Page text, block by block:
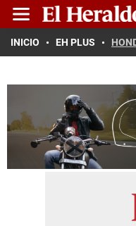
INICIO EH PLUS